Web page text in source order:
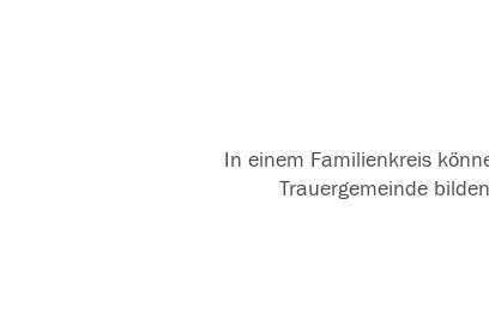
In einem Familienkreis
Trauergemeinde